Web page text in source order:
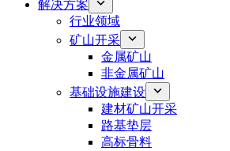
解决方案
行业领域
矿山开采
金属矿山
非金属矿山
基础设施建设
建材矿山开采
路基垫层
高标骨料